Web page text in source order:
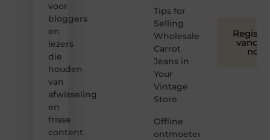
voor
bloggers
en
lezers
die
houden
van
afwisseling
en
frisse
content.
Tips for
Selling
Wholesale
Carrot
Jeans in
Your
Vintage
Store
Offline
ontmoeten
nog